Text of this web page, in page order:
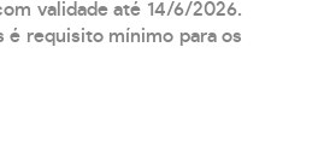
validade até 14/6/2026.
é requisito mínimo para os